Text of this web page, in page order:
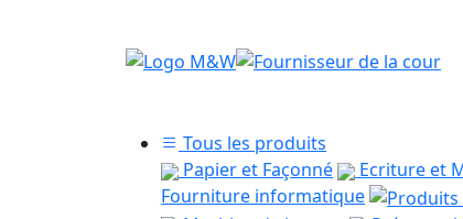
Tous les produits
Papier et Façonné
Ecriture et
Fourniture informatique